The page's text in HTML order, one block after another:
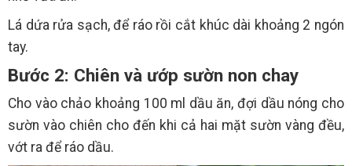
Lá dứa rửa sạch, để ráo rồi cắt khúc dài khoảng 2 ngón
tay.
Bước 2: Chiên và ướp sườn non chay
Cho vào chảo khoảng 100 ml dầu ăn, đợi dầu nóng cho
sườn vào chiên cho đến khi cả hai mặt sườn vàng đều,
vớt ra để ráo dầu.